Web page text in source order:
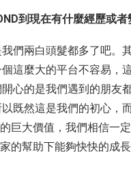
到現在有什麼經歷或者
們兩白頭髮都多了吧。
這麼大的平台不容易，
心的是我們遇到的朋友
既然這是我們的初心，
巨大價值，我們相信一
的幫助下能夠快快的成長